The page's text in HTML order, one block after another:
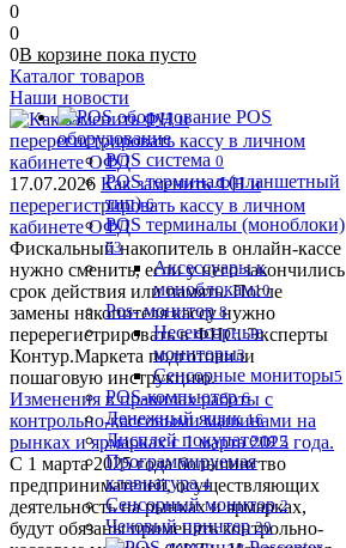
0
0
0В корзине пока пусто
Каталог товаров
POS
оборудование
POS система 0
POS терминал (планшетный
тип) 6
POS терминалы (моноблоки)
63
Аксессуары к
моноблокам10
Pos- монитор 8
Несенсорные
мониторы3
Сенсорные мониторы5
POS-компьютер 6
Денежный ящик 16
Дисплей покупателя 2
Программируемая
клавиатура 4
Сенсорный монитор 2
Чековый принтер 20
Наши новости
17.07.2026 Как заменить ФН и
перерегистрировать кассу в личном
кабинете ОФД
Фискальный накопитель в онлайн-кассе
нужно сменить, если у него закончились
срок действия или память. После
замены накопителя кассу нужно
перерегистрировать в ФНС. Эксперты
Контур.Маркета подготовили
пошаговую инструкцию.
Изменения в правилах работы с
контрольно-кассовыми машинами на
рынках и ярмарках с 1 марта 2025 года.
С 1 марта 2025 года большинство
предпринимателей, осуществляющих
деятельность на рынках и ярмарках,
будут обязаны применять контрольно-